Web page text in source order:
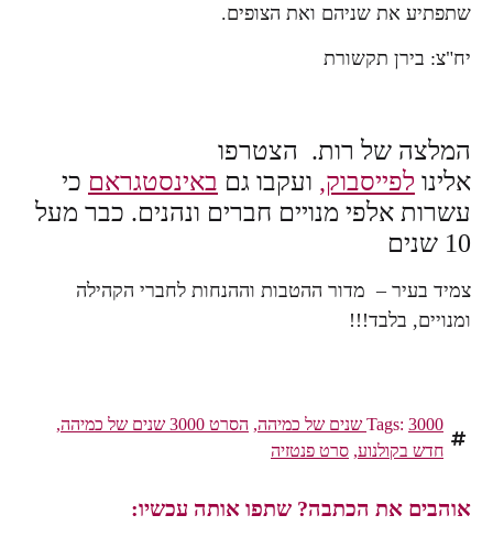
שתפתיע את שניהם ואת הצופים.
יח"צ: בירן תקשורת
המלצה של רות. הצטרפו
אלינו לפייסבוק, ועקבו גם באינסטגראם כי
עשרות אלפי מנויים חברים ונהנים. כבר מעל
10 שנים
צמיד בעיר – מדור ההטבות וההנחות לחברי הקהילה
ומנויים, בלבד!!!
Tags: 3000 שנים של כמיהה , הסרט 3000 שנים של כמיהה
,
חדש בקולנוע, סרט פנטזיה
אוהבים את הכתבה? שתפו אותה עכשיו: